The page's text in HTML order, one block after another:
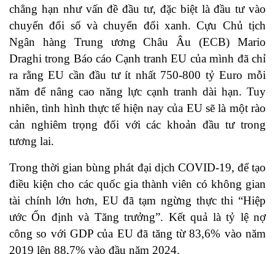
chẳng hạn như vấn đề đầu tư, đặc biệt là đầu tư vào
chuyển đổi số và chuyển đổi xanh. Cựu Chủ tịch
Ngân hàng Trung ương Châu Âu (ECB) Mario
Draghi trong Báo cáo Cạnh tranh EU của mình đã chỉ
ra rằng EU cần đầu tư ít nhất 750-800 tỷ Euro mỗi
năm để nâng cao năng lực cạnh tranh dài hạn. Tuy
nhiên, tình hình thực tế hiện nay của EU sẽ là một rào
cản nghiêm trọng đối với các khoản đầu tư trong
tương lai.
Trong thời gian bùng phát đại dịch COVID-19, để tạo
điều kiện cho các quốc gia thành viên có không gian
tài chính lớn hơn, EU đã tạm ngừng thực thi “Hiệp
ước Ổn định và Tăng trưởng”. Kết quả là tỷ lệ nợ
công so với GDP của EU đã tăng từ 83,6% vào năm
2019 lên 88,7% vào đầu năm 2024.